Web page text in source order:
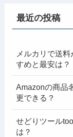
最近の投稿
メルカリで送
すめと最安は？
Amazonの商品
更できる？
せどりツール
は？